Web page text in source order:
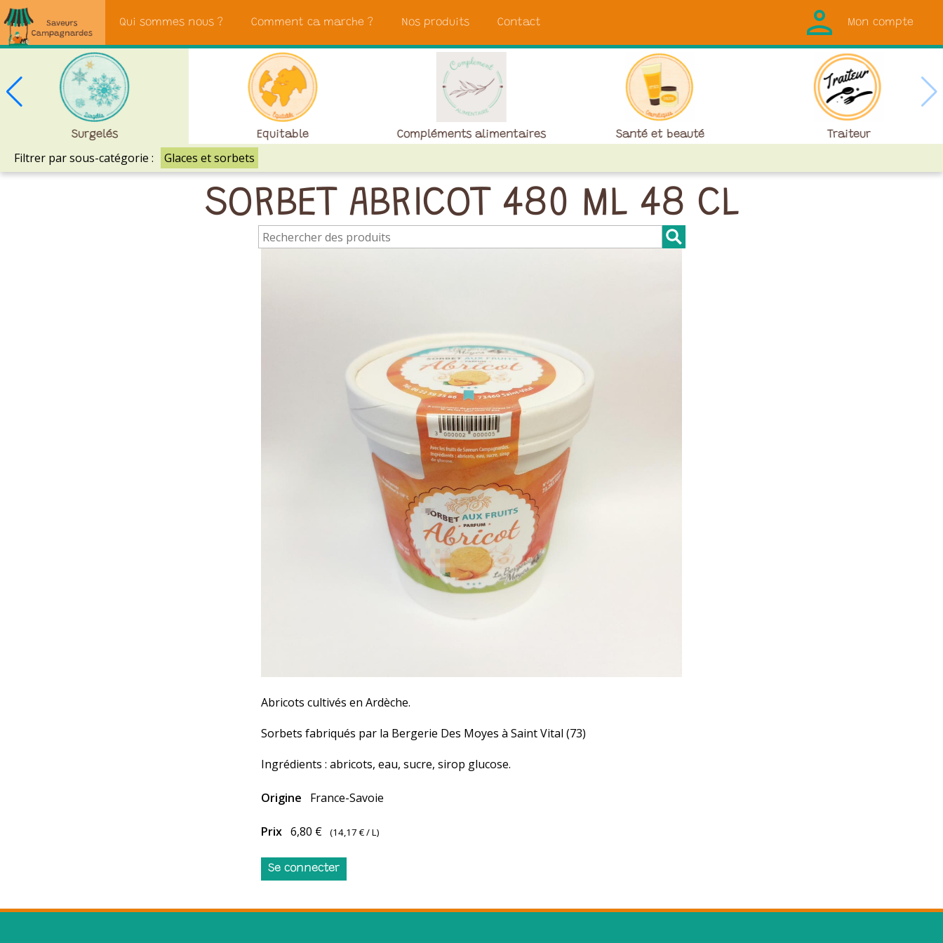
Campagnardes
Qui sommes nous ? Comment ca marche ? Nos produits Contact Mon compte
Surgelés Equitable Compléments alimentaires Santé et beauté Traiteur
Filtrer par sous-catégorie : Glaces et sorbets
SORBET ABRICOT 480 ML 48 CL
Abricots cultivés en Ardèche.
Sorbets fabriqués par la Bergerie Des Moyes à Saint Vital (73)
Ingrédients : abricots, eau, sucre, sirop glucose.
Origine France-Savoie
Prix 6,80 € (14,17 €/ L)
Se connecter